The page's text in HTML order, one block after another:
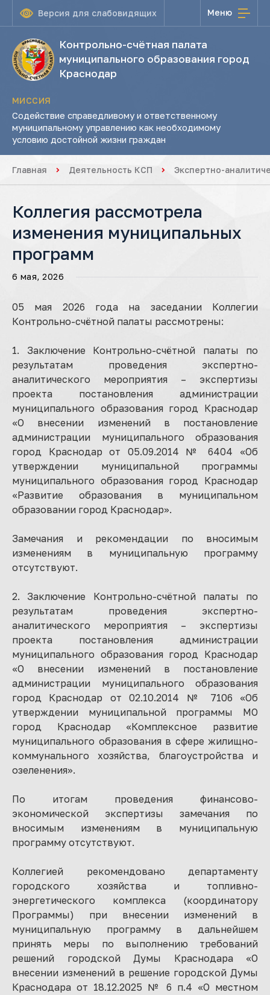
Версия для слабовидящих Меню
Контрольно-счётная палата
муниципального образования город
Краснодар
МИССИЯ
Содействие справедливому и ответственному
муниципальному управлению как необходимому
условию достойной жизни граждан
Главная Деятельность КСП Экспертно-
Коллегия рассмотрела
изменения муниципальных
программ
6 мая, 2026
05 мая 2026 года на заседании Коллегии
Контрольно-счётной палаты рассмотрены:
1. Заключение Контрольно-счётной палаты по
результатам проведения экспертно-
аналитического мероприятия – экспертизы
проекта постановления администрации
муниципального образования город Краснодар
«О внесении изменений в постановление
администрации муниципального образования
город Краснодар от 05.09.2014 № 6404 «Об
утверждении муниципальной программы
муниципального образования город Краснодар
«Развитие образования в муниципальном
образовании город Краснодар».
Замечания и рекомендации по вносимым
изменениям в муниципальную программу
отсутствуют.
2. Заключение Контрольно-счётной палаты по
результатам проведения экспертно-
аналитического мероприятия – экспертизы
проекта постановления администрации
муниципального образования город Краснодар
«О внесении изменений в постановление
администрации муниципального образования
город Краснодар от 02.10.2014 № 7106 «Об
утверждении муниципальной программы МО
город Краснодар «Комплексное развитие
муниципального образования в сфере жилищно-
коммунального хозяйства, благоустройства и
озеленения».
По итогам проведения финансово-
экономической экспертизы замечания по
вносимым изменениям в муниципальную
программу отсутствуют.
Коллегией рекомендовано департаменту
городского хозяйства и топливно-
энергетического комплекса (координатору
Программы) при внесении изменений в
муниципальную программу в дальнейшем
принять меры по выполнению требований
решений городской Думы Краснодара «О
внесении изменений в решение городской Думы
Краснодара от 18.12.2025 № 6 п.4 «О местном